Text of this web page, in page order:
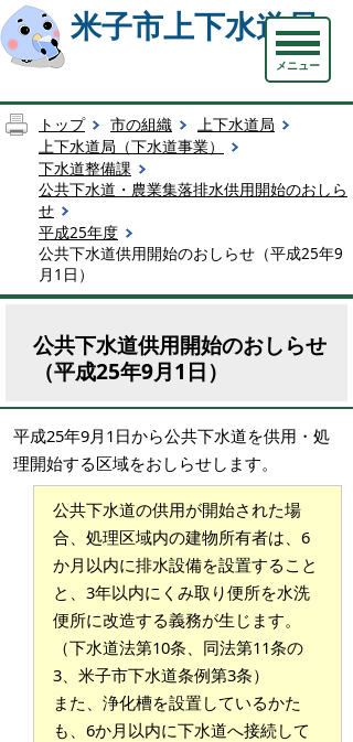
米子市上下水道局
メニュー
トップ 市の組織
上下水道局
上下水道局（下水道事業）
下水道整備課
公共下水道・農業集落排水供用開始のおしら
せ
平成25年度
公共下水道供用開始のおしらせ（平成25年9
月1日）
公共下水道供用開始のおしらせ
（平成25年9月1日）
平成25年9月1日から公共下水道を供用・処
理開始する区域をおしらせします。
公共下水道の供用が開始された場
合、処理区域内の建物所有者は、6
か月以内に排水設備を設置すること
と、3年以内にくみ取り便所を水洗
便所に改造する義務が生じます。
（下水道法第10条、同法第11条の
3、米子市下水道条例第3条）
また、浄化槽を設置しているかた
も、6か月以内に下水道へ接続して